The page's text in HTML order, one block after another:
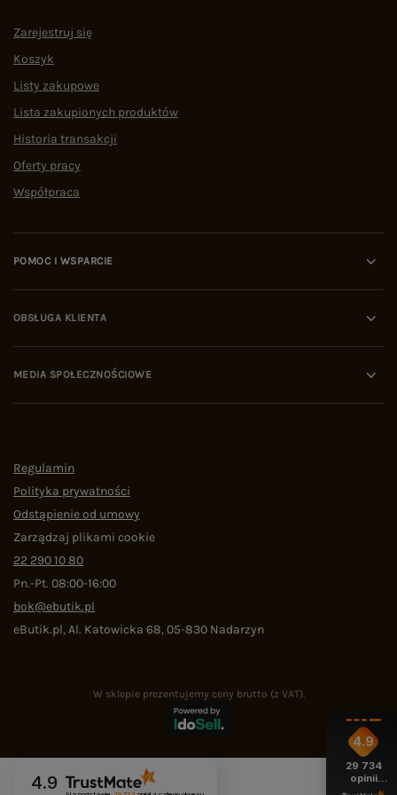
Zarejestruj się
Koszyk
Listy zakupowe
Lista zakupionych produktów
Historia transakcji
Oferty pracy
Współpraca
POMOC I WSPARCIE
OBSŁUGA KLIENTA
MEDIA SPOŁECZNOŚCIOWE
Regulamin
Polityka prywatności
Odstąpienie od umowy
Zarządzaj plikami cookie
22 290 10 80
Pn.-Pt. 08:00-16:00
bok@ebutik.pl
eButik.pl,Al. Katowicka 68,05-830 Nadarzyn
W sklepie prezentujemy ceny brutto (z VAT).
4.9
4.9
29 734
opinii
z całego